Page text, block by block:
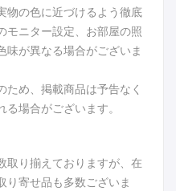
物の色に近づけるよう徹底
モニター設定、お部屋の照
味が異なる場合がございま
め、掲載商品は予告なく
場合がございます。
り揃えておりますが、在
り寄せ品も多数ございま